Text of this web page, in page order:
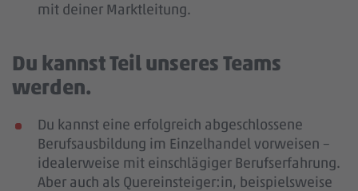
mit deiner Marktleitung.
Du kannst Teil unseres Teams
werden.
Du kannst eine erfolgreich abgeschlossene
Berufsausbildung im Einzelhandel vorweisen –
idealerweise mit einschlägiger Berufserfahrung.
Aber auch als Quereinsteiger:in, beispielsweise